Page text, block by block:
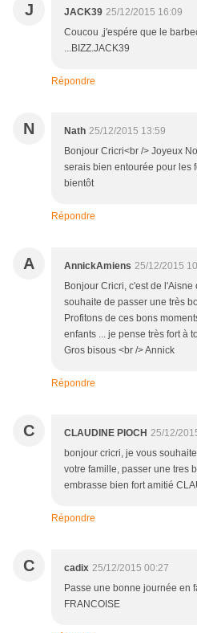
J JACK39 25/12/2015 16:09
Coucou ,j'espére que le
...BIZZ.JACK39
Répondre
N Nath 25/12/2015 13:59
Bonjour Cricri<br /> Joyeux
serais bien entourée pour les
bientôt
Répondre
A AnnickAmiens 25/12/2015
Bonjour Cricri, c'est de
souhaite de passer une très
Profitons de ces bons
enfants ... je pense très fort à
Gros bisous <br /> Annick
Répondre
C CLAUDINE PIOCH 25/12/
bonjour cricri, je vous
votre famille, passer une tres
embrasse bien fort amitié
Répondre
C cadix 25/12/2015 00:27
Passe une bonne journée en
FRANCOISE